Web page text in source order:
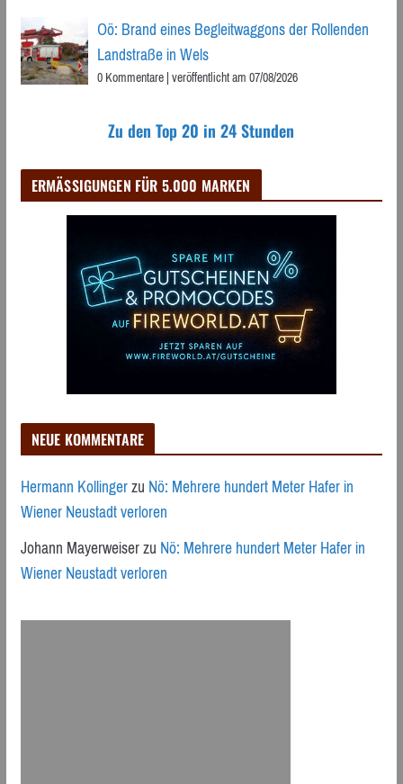
Oö: Brand eines Begleitwaggons der Rollenden
Landstraße in Wels
0 Kommentare|veröffentlicht am 07/08/2026
Zu den Top 20 in 24 Stunden
ERMÄSSIGUNGEN FÜR 5.000 MARKEN
NEUE KOMMENTARE
Hermann KollingerzuNö: Mehrere hundert Meter Hafer in
Wiener Neustadt verloren
Johann MayerweiserzuNö: Mehrere hundert Meter Hafer in
Wiener Neustadt verloren